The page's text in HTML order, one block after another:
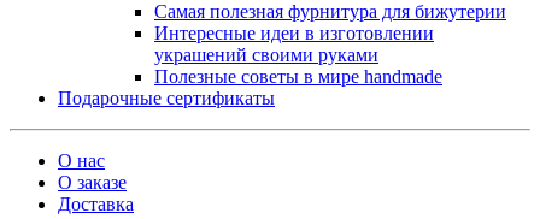
Самая полезная фурнитура для бижутерии
Интересные идеи в изготовлении
украшений своими руками
Полезные советы в мире handmade
Подарочные сертификаты
О нас
О заказе
Доставка